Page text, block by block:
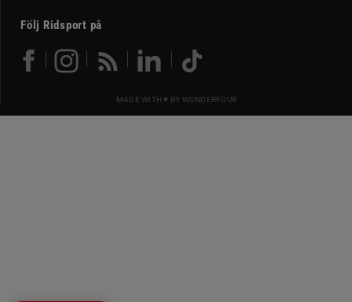
Följ Ridsport på
MADE WITH ♥ BY WONDERFOUR